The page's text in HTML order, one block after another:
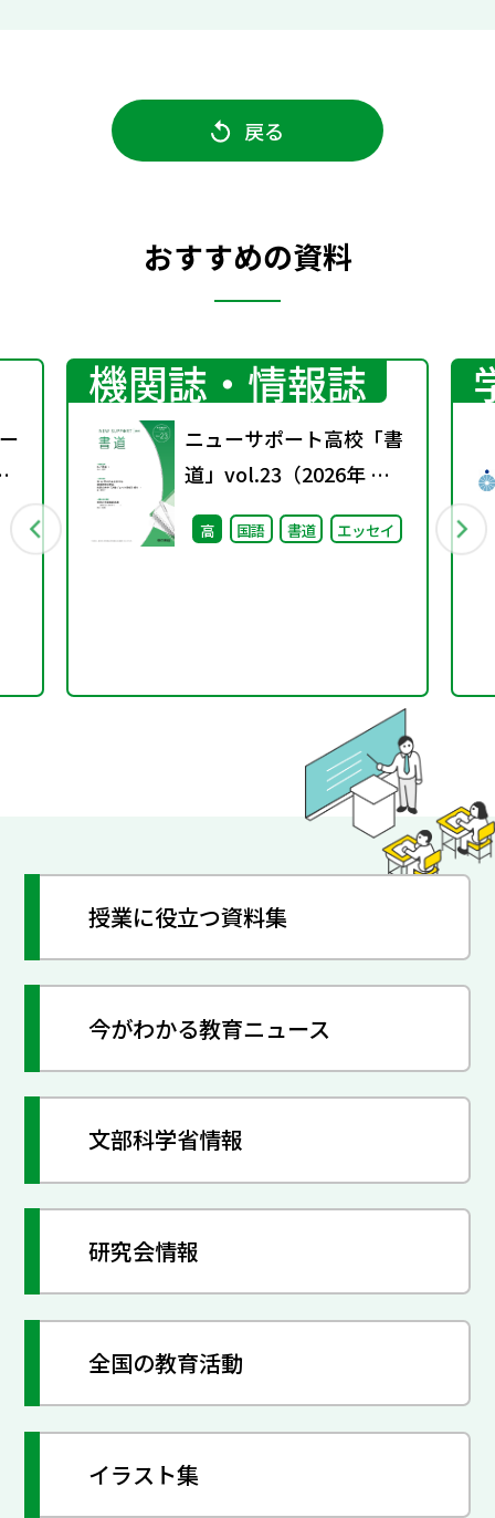
戻る
おすすめの資料
機関誌・情報誌
ニューサポート高校「書
道」vol.23（2026年 春
号）
高 国語 書道 エッセイ
授業に役立つ資料集
今がわかる教育ニュース
文部科学省情報
研究会情報
全国の教育活動
イラスト集